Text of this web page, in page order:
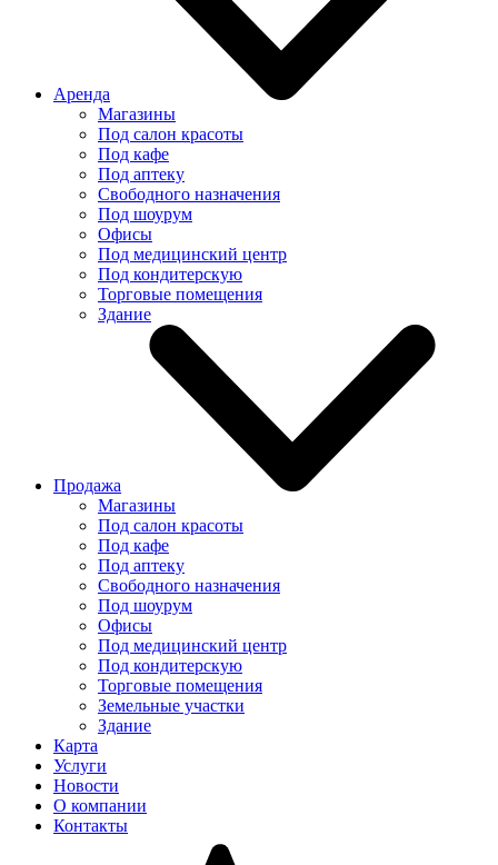
Аренда
Магазины
Под салон красоты
Под кафе
Под аптеку
Свободного назначения
Под шоурум
Офисы
Под медицинский центр
Под кондитерскую
Торговые помещения
Здание
Продажа
Магазины
Под салон красоты
Под кафе
Под аптеку
Свободного назначения
Под шоурум
Офисы
Под медицинский центр
Под кондитерскую
Торговые помещения
Земельные участки
Здание
Карта
Услуги
Новости
О компании
Контакты